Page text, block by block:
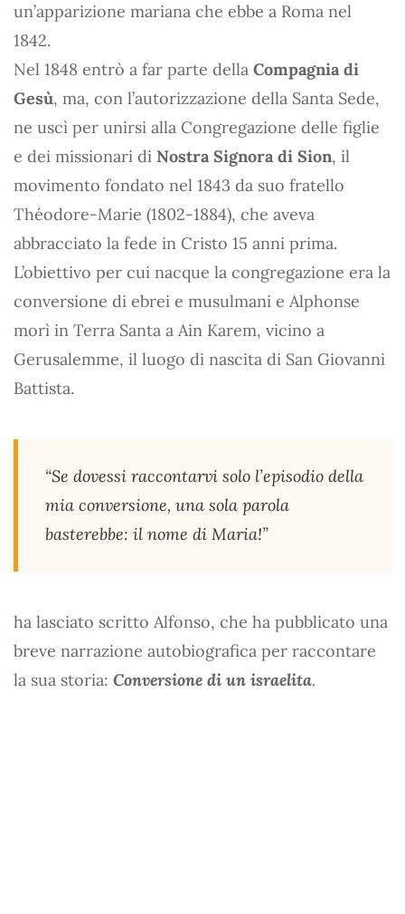
un’apparizione mariana che ebbe a Roma nel
1842.
Nel 1848 entrò a far parte della Compagnia di
Gesù, ma, con l’autorizzazione della Santa Sede,
ne uscì per unirsi alla Congregazione delle figlie
e dei missionari di Nostra Signora di Sion, il
movimento fondato nel 1843 da suo fratello
Théodore-Marie (1802-1884), che aveva
abbracciato la fede in Cristo 15 anni prima.
L’obiettivo per cui nacque la congregazione era la
conversione di ebrei e musulmani e Alphonse
morì in Terra Santa a Ain Karem, vicino a
Gerusalemme, il luogo di nascita di San Giovanni
Battista.
“Se dovessi raccontarvi solo l’episodio della
mia conversione, una sola parola
basterebbe: il nome di Maria!”
ha lasciato scritto Alfonso, che ha pubblicato una
breve narrazione autobiografica per raccontare
la sua storia: Conversione di un israelita.